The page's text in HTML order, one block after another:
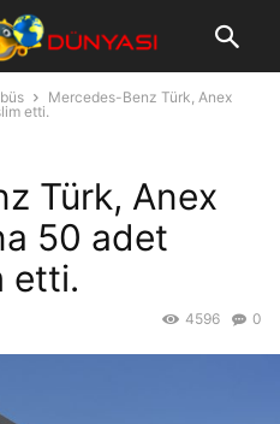
Mercedes-Benz Türk, Anex
etti.
Türk, Anex
50 adet
etti.
0
4596